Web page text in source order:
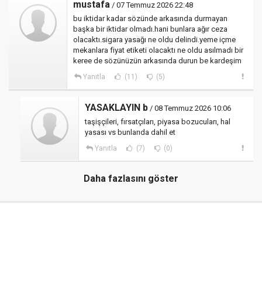
mustafa / 07 Temmuz 2026 22:48
bu iktidar kadar sözünde arkasında durmayan
başka bir iktidar olmadı.hani bunlara ağır ceza
olacaktı.sigara yasağı ne oldu delindi.yeme içme
mekanlara fiyat etiketi olacaktı ne oldu asılmadı bir
keree de sözünüzün arkasında durun be kardeşim
Yanıtla (11) (5)
YASAKLAYIN b / 08 Temmuz 2026 10:06
taşişçileri, fırsatçıları, piyasa bozucuları, hal
yasası vs bunlarıda dahil et
Yanıtla (7) (0)
Daha fazlasını göster